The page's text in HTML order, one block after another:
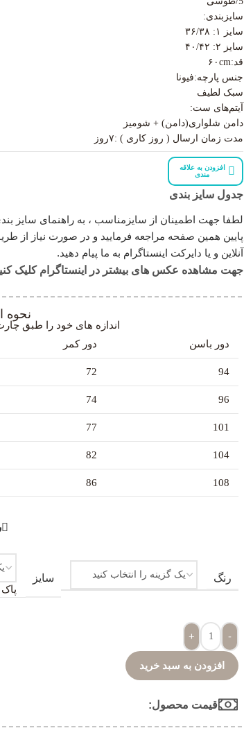
سایزبندی:
سایز ۱: ۳۶/۳۸
سایز ۲: ۴۰/۴۲
قد:۶۰cm
جنس پارچه:فیونا
سبک لطیف
آیتم‌های ست:
دامن شلواری(دامن) + شومیز
مدت زمان ارسال ( روز کاری ) :۷روز
افزودن به علاقه
مندی
جدول سایز بندی
لطفا جهت اطمینان از سایزمناسب ، به راهنمای سایز
پایین همین صفحه مراجعه فرمایید و در صورت نیاز از
آنلاین و یا دایرکت اینستاگرام به ما پیام دهید.
جهت مشاهده عکس های بیشتر در اینستاگرام کلیک
نحوه
اندازه های خود را طبق
دور باسن
دور کمر
94
72
96
74
101
77
104
82
108
86
رنگ سایز
-
+
افزودن به سبد خرید
قیمت محصول:​